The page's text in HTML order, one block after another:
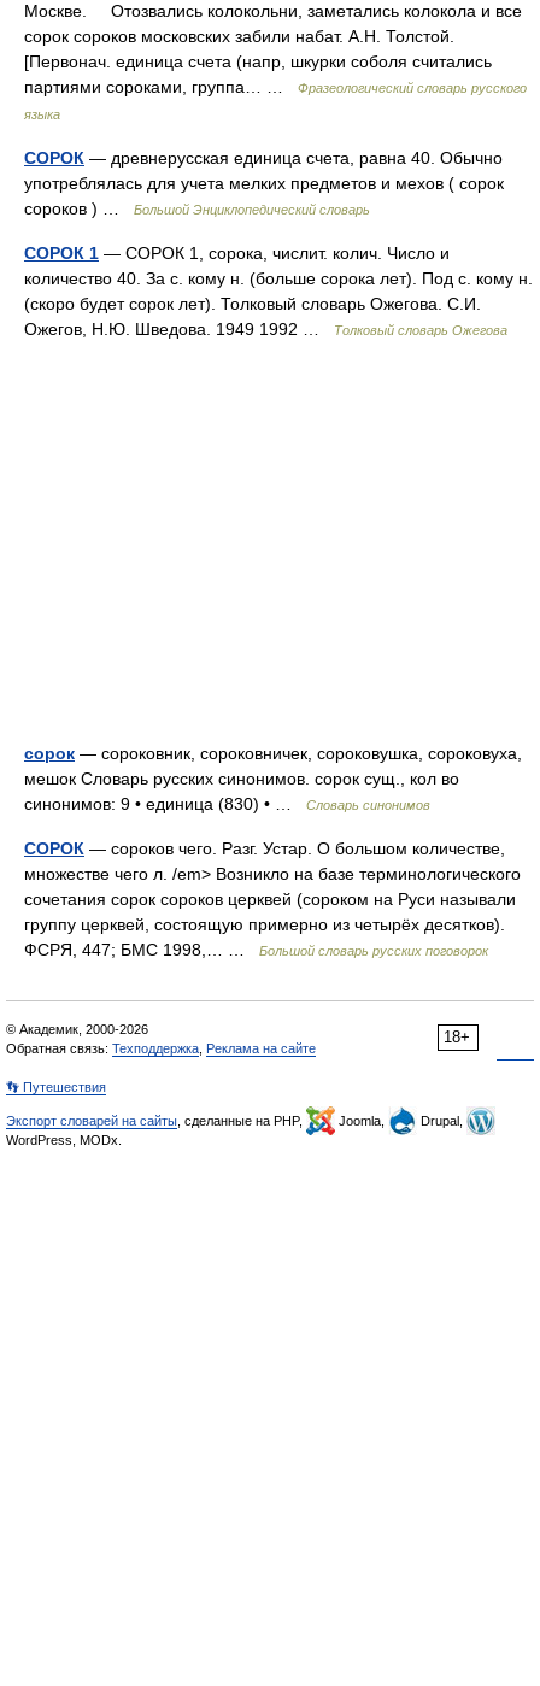
Москве. Отозвались колокольни, заметались колокола и все
сорок сороков московских забили набат. А.Н. Толстой.
[Первонач. единица счета (напр, шкурки соболя считались
партиями сороками, группа… …
Фразеологический словарь русского
языка
СОРОК — древнерусская единица счета, равна 40. Обычно
употреблялась для учета мелких предметов и мехов ( сорок
сороков ) …
Большой Энциклопедический словарь
СОРОК 1 — СОРОК 1, сорока, числит. колич. Число и
количество 40. За с. кому н. (больше сорока лет). Под с. кому н.
(скоро будет сорок лет). Толковый словарь Ожегова. С.И.
Ожегов, Н.Ю. Шведова. 1949 1992 …
Толковый словарь Ожегова
сорок — сороковник, сороковничек, сороковушка, сороковуха,
мешок Словарь русских синонимов. сорок сущ., кол во
синонимов: 9 • единица (830) • …
Словарь синонимов
СОРОК — сороков чего. Разг. Устар. О большом количестве,
множестве чего л. /em> Возникло на базе терминологического
сочетания сорок сороков церквей (сороком на Руси называли
группу церквей, состоящую примерно из четырёх десятков).
ФСРЯ, 447; БМС 1998,… …
Большой словарь русских поговорок
18+
© Академик, 2000-2026
Обратная связь: Техподдержка Реклама на сайте
👣 Путешествия
Экспорт словарей на сайты , сделанные на PHP, Joomla,
Drupal,
WordPress, MODx.